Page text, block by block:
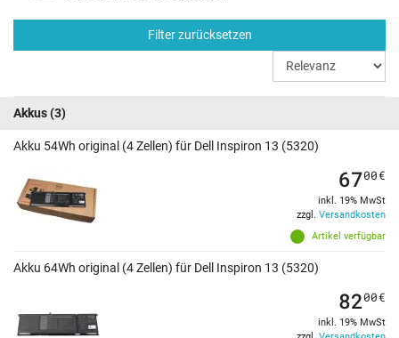
Filter zurücksetzen
Akkus(3)
Akku 54Wh original (4 Zellen) für Dell Inspiron 13 (5320)
Artikel verfügbar
6700€
inkl. 19% MwSt
zzgl. Versandkosten
Akku 64Wh original (4 Zellen) für Dell Inspiron 13 (5320)
8200€
inkl. 19% MwSt